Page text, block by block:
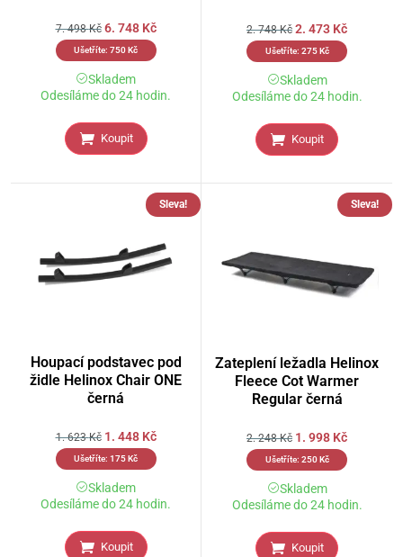
7. 498Kč 6. 748 Kč
Ušetříte: 750Kč
Skladem
Odesíláme do 24 hodin.
Koupit
2. 748Kč 2. 473 Kč
Ušetříte: 275Kč
Skladem
Odesíláme do 24 hodin.
Koupit
Sleva!
Houpací podstavec pod
židle Helinox Chair ONE
černá
1. 623Kč 1. 448 Kč
Ušetříte: 175Kč
Skladem
Odesíláme do 24 hodin.
Koupit
Sleva!
Zateplení ležadla Helinox
Fleece Cot Warmer
Regular černá
2. 248Kč 1. 998 Kč
Ušetříte: 250Kč
Skladem
Odesíláme do 24 hodin.
Koupit